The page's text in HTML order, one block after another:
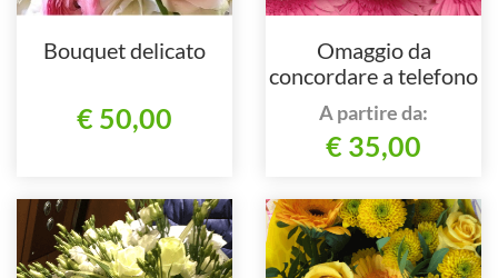
Bouquet delicato
€ 50,00
Omaggio da
concordare a telefono
al 3384472514
A partire da:
€ 35,00